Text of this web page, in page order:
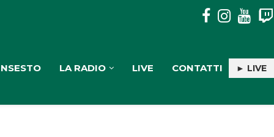
PULISERVICE: INGAGGIATA RACHELE PIOLI
LA RADIO LIVE CONTATTI ► LIVE